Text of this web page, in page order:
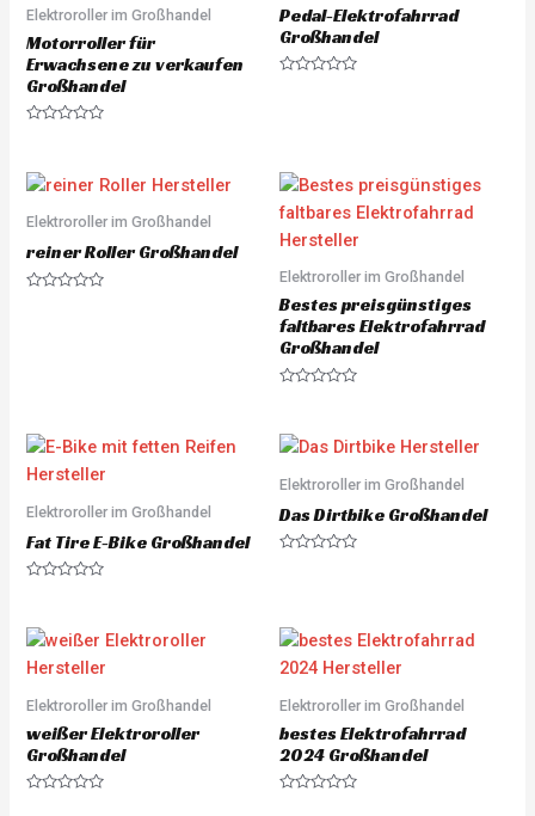
Elektroroller im Großhandel
Motorroller für
Erwachsene zu verkaufen
Großhandel
e
d
o
t
f
Pedal-Elektrofahrrad
Großhandel
o
u
o
5
Elektroroller im Großhandel
reiner Roller Großhandel
f
Elektroroller im Großhandel
Bestes preisgünstiges
faltbares Elektrofahrrad
Großhandel
e
d
o
t
o
f
Elektroroller im Großhandel
Fat Tire E-Bike Großhandel
e
d
0
o
t
f
5
Elektroroller im Großhandel
Das Dirtbike Großhandel
0
o
u
t
f
Elektroroller im Großhandel
weißer Elektroroller
Großhandel
Elektroroller im Großhandel
bestes Elektrofahrrad
2024 Großhandel